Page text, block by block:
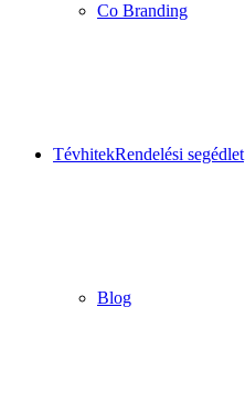
Co Branding
TévhitekRendelési segédlet
Blog